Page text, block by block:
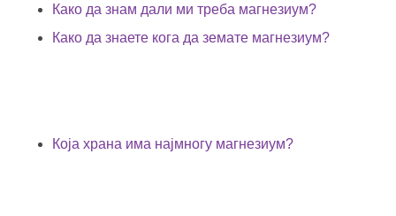
Како да знам дали ми треба магнезиум?
Како да знаете кога да земате магнезиум?
Која храна има најмногу магнезиум?